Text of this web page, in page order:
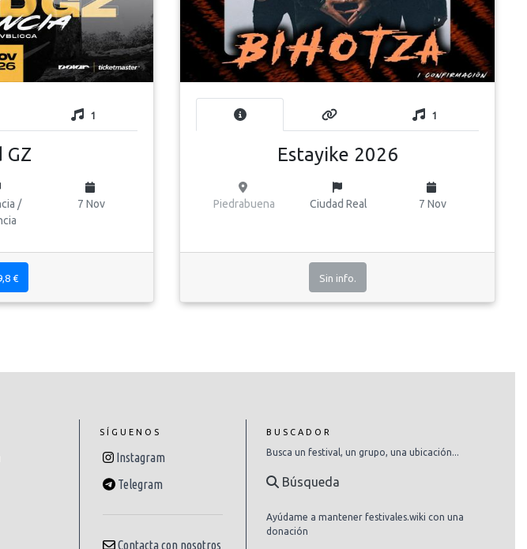
1
GZ
/
7 Nov
€
1
Estayike 2026
Piedrabuena Ciudad Real 7 Nov
Sin info.
SÍGUENOS
Instagram
Telegram
Contacta con nosotros
BUSCADOR
Busca un festival, un grupo, una ubicación...
Búsqueda
Ayúdame a mantener festivales.wiki con una
donación